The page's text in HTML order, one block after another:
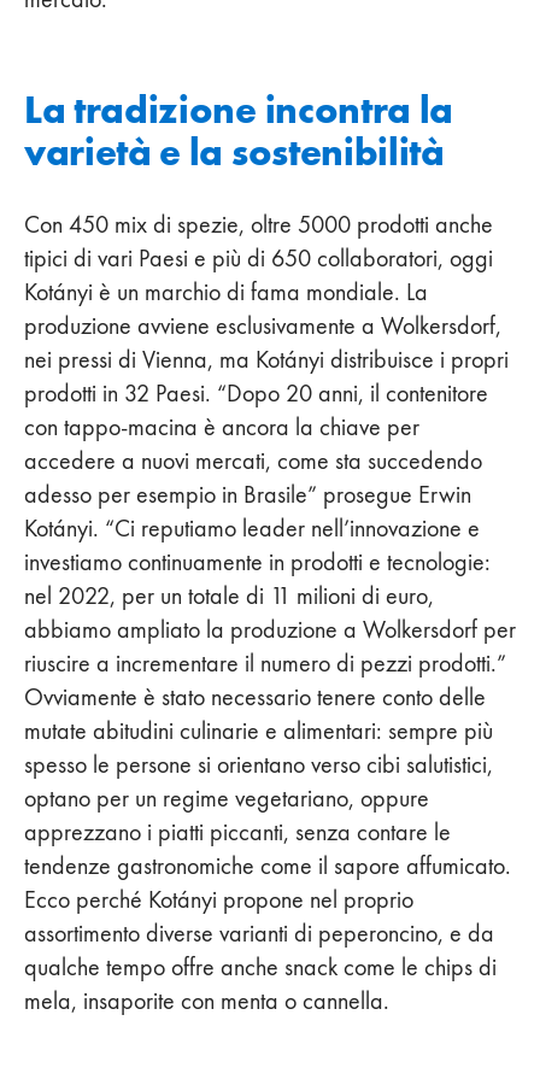
La tradizione incontra la
varietà e la sostenibilità
Con 450 mix di spezie, oltre 5000 prodotti anche
tipici di vari Paesi e più di 650 collaboratori, oggi
Kotányi è un marchio di fama mondiale. La
produzione avviene esclusivamente a Wolkersdorf,
nei pressi di Vienna, ma Kotányi distribuisce i propri
prodotti in 32 Paesi. “Dopo 20 anni, il contenitore
con tappo-macina è ancora la chiave per
accedere a nuovi mercati, come sta succedendo
adesso per esempio in Brasile” prosegue Erwin
Kotányi. “Ci reputiamo leader nell’innovazione e
investiamo continuamente in prodotti e tecnologie:
nel 2022, per un totale di 11 milioni di euro,
abbiamo ampliato la produzione a Wolkersdorf per
riuscire a incrementare il numero di pezzi prodotti.”
Ovviamente è stato necessario tenere conto delle
mutate abitudini culinarie e alimentari: sempre più
spesso le persone si orientano verso cibi salutistici,
optano per un regime vegetariano, oppure
apprezzano i piatti piccanti, senza contare le
tendenze gastronomiche come il sapore affumicato.
Ecco perché Kotányi propone nel proprio
assortimento diverse varianti di peperoncino, e da
qualche tempo offre anche snack come le chips di
mela, insaporite con menta o cannella.